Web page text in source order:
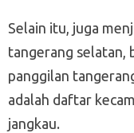
Selain itu, juga
tangerang selatan,
panggilan
adalah daftar
jangkau.